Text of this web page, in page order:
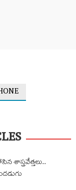
శాస్త్రవేత్తలు..